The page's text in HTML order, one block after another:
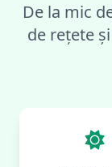
De la mic
de rețete